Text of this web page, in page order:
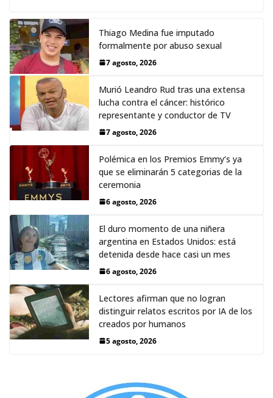
Thiago Medina fue imputado
formalmente por abuso sexual
7 agosto, 2026
Murió Leandro Rud tras una extensa
lucha contra el cáncer: histórico
representante y conductor de TV
7 agosto, 2026
Polémica en los Premios Emmy‘s ya
que se eliminarán 5 categorias de la
ceremonia
6 agosto, 2026
El duro momento de una niñera
argentina en Estados Unidos: está
detenida desde hace casi un mes
6 agosto, 2026
Lectores afirman que no logran
distinguir relatos escritos por IA de los
creados por humanos
5 agosto, 2026